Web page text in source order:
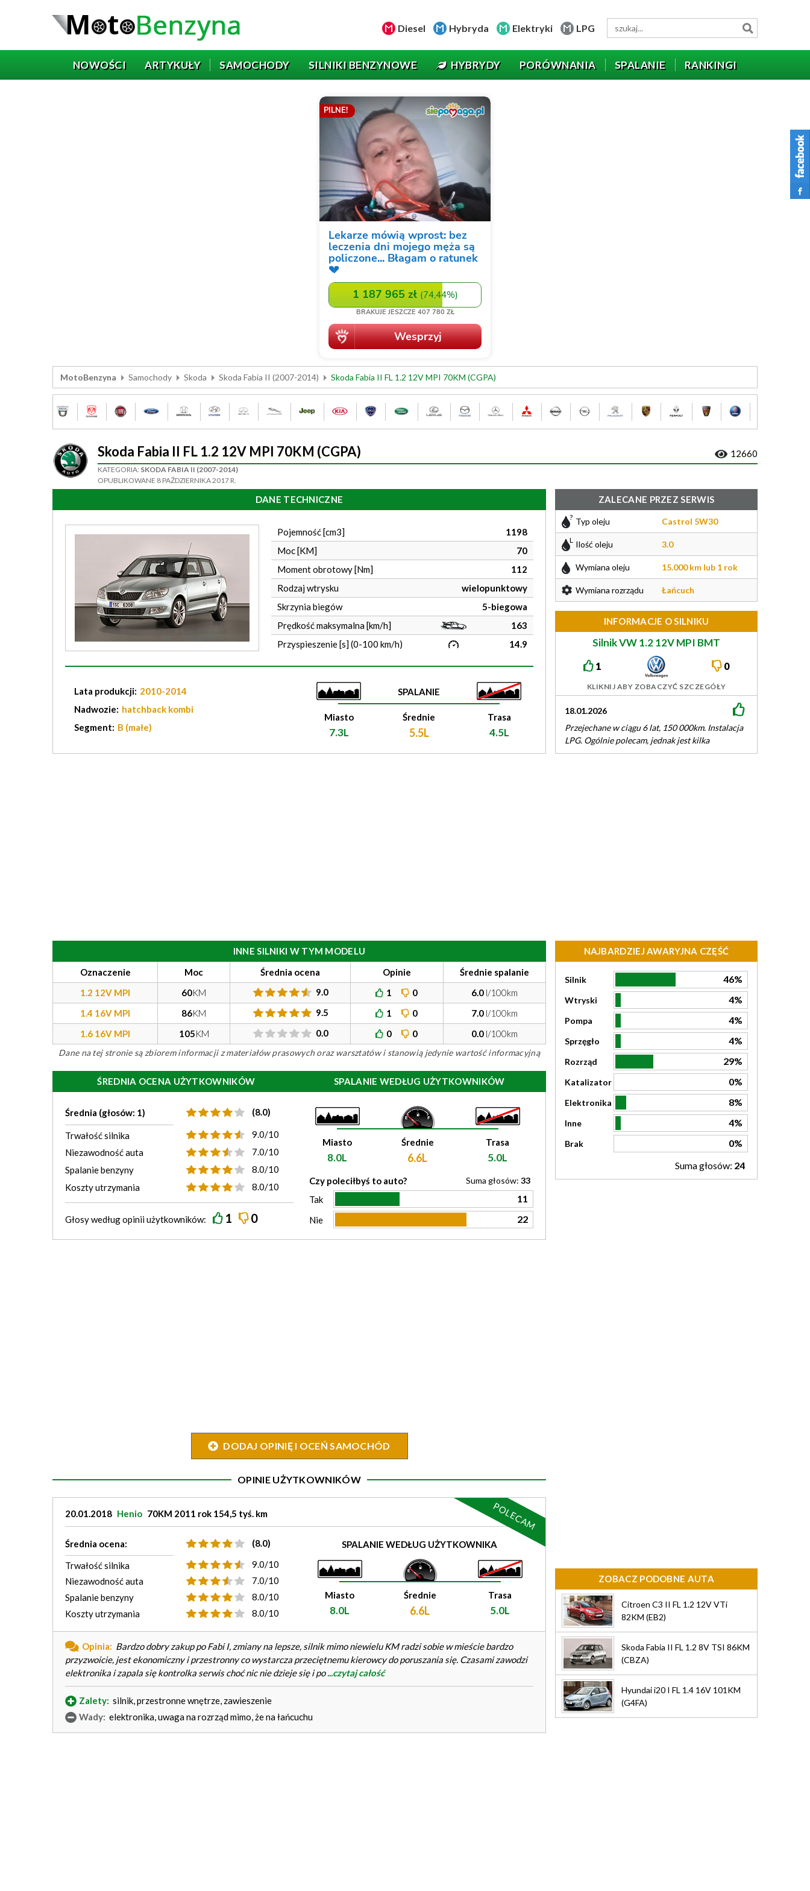
Diesel Hybryda Elektryki LPG
NOWOŚCI ARTYKUŁY SAMOCHODY SILNIKI BENZYNOWE HYBRYDY PORÓWNANIA SPALANIE RANKINGI
MotoBenzyna Samochody Skoda Skoda Fabia II (2007-2014) Skoda Fabia II FL 1.2 12V MPI 70KM (CGPA)
Skoda Fabia II FL 1.2 12V MPI 70KM (CGPA) 12660
KATEGORIA: SKODA FABIA II (2007-2014)
OPUBLIKOWANE 8 PAŹDZIERNIKA 2017 R.
DANE TECHNICZNE
Pojemność [cm3]
1198
Moc [KM]
70
Moment obrotowy [Nm]
112
Rodzaj wtrysku
wielopunktowy
Skrzynia biegów
5-biegowa
Prędkość maksymalna [km/h]
163
Przyspieszenie [s] (0-100 km/h)
14.9
Lata produkcji: 2010-2014
Nadwozie: hatchback kombi
Segment: B (małe)
SPALANIE
Miasto
7.3L
Średnie
5.5L
Trasa
4.5L
ZALECANE PRZEZ SERWIS
Typ oleju Castrol 5W30
Ilość oleju 3.0
Wymiana oleju 15.000 km lub 1 rok
Wymiana rozrządu Łańcuch
INFORMACJE O SILNIKU
Silnik VW 1.2 12V MPI BMT
60/70/75KM EA111
1 0
KLIKNIJ ABY ZOBACZYĆ SZCZEGÓŁY
18.01.2026
Przejechane w ciągu 6 lat, 150 000km. Instalacja
LPG. Ogólnie polecam, jednak jest kilka
mankamentów
INNE SILNIKI W TYM MODELU
Oznaczenie
Moc Średnia ocena Opinie
Średnie spalanie
1.2 12V MPI
60KM 9.0 1 0 6.0 l/100km
1.4 16V MPI
86KM 9.5 1 0 7.0 l/100km
1.6 16V MPI
105KM 0.0 0 0 0.0 l/100km
Dane na tej stronie są zbiorem informacji z materiałów prasowych oraz warsztatów i stanowią jedynie wartość informacyjną
ŚREDNIA OCENA UŻYTKOWNIKÓW
Średnia (głosów: 1) (8.0)
Trwałość silnika
9.0/10
Niezawodność auta
7.0/10
Spalanie benzyny
8.0/10
Koszty utrzymania
8.0/10
Głosy wedługopiniiużytkowników: 1 0
SPALANIE WEDŁUG UŻYTKOWNIKÓW
Miasto
8.0L
Średnie
6.6L
Trasa
5.0L
Czy poleciłbyś to auto? Suma głosów: 33
Tak 11
Nie 22
DODAJ OPINIĘ I OCEŃ SAMOCHÓD
OPINIE UŻYTKOWNIKÓW
20.01.2018 Henio 70KM 2011 rok 154,5 tyś. km
Średnia ocena: (8.0)
Trwałość silnika
9.0/10
Niezawodność auta
7.0/10
Spalanie benzyny
8.0/10
Koszty utrzymania
8.0/10
SPALANIE WEDŁUG UŻYTKOWNIKA
Miasto
8.0L
Średnie
6.6L
Trasa
5.0L
Opinia: Bardzo dobry zakup po Fabi I, zmiany na lepsze, silnik mimo niewielu KM radzi sobie w mieście bardzo
przyzwoicie, jest ekonomiczny i przestronny co wystarcza przeciętnemu kierowcy do poruszania się. Czasami zawodzi
elektronika i zapala się kontrolka serwis choć nic nie dzieje się i po...czytaj całość
Zalety: silnik, przestronne wnętrze, zawieszenie
Wady: elektronika, uwaga na rozrząd mimo, że na łańcuchu
POLECAM
NAJBARDZIEJ AWARYJNA CZĘŚĆ
Silnik 46%
Wtryski 4%
Pompa 4%
Sprzęgło 4%
Rozrząd 29%
Katalizator 0%
Elektronika 8%
Inne 4%
Brak
0%
Suma głosów: 24
ZOBACZ PODOBNE AUTA
Citroen C3 II FL 1.2 12V VTi
82KM (EB2)
Skoda Fabia II FL 1.2 8V TSI 86KM
(CBZA)
Hyundai i20 I FL 1.4 16V 101KM
(G4FA)